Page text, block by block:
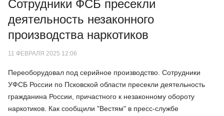
Сотрудники ФСБ пресекли
деятельность незаконного
производства наркотиков
11 ФЕВРАЛЯ 2025 12:06
Переоборудовал под серийное производство. Сотрудники
УФСБ России по Псковской области пресекли деятельность
гражданина России, причастного к незаконному обороту
наркотиков. Как сообщили "Вестям" в пресс-службе